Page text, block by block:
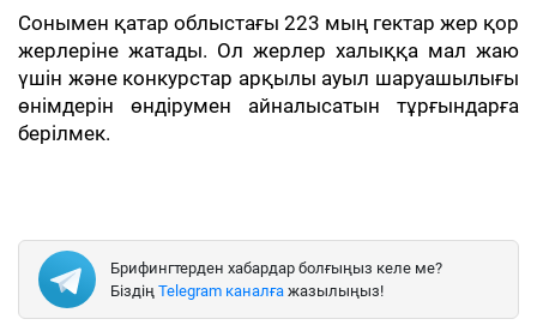
Сонымен қатар облыстағы 223 мың гектар жер қор
жерлеріне жатады. Ол жерлер халыққа мал жаю
үшін және конкурстар арқылы ауыл шаруашылығы
өнімдерін өндірумен айналысатын тұрғындарға
берілмек.
Брифингтерден хабардар болғыңыз келе ме?
Біздің Telegram каналға жазылыңыз!